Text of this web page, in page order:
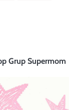
Grup Supermom